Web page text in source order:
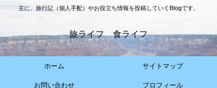
主に、旅行記（個人手配）やお役立ち情報を投稿していくBlogです。
旅ライフ 食ライフ
ホーム サイトマップ
お問い合わせ プロフィール